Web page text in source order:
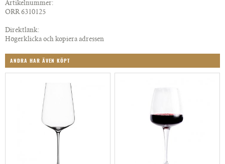
Artikelnummer:
ORR 6310125
Direktlänk:
Högerklicka och kopiera adressen
ANDRA HAR ÄVEN KÖPT